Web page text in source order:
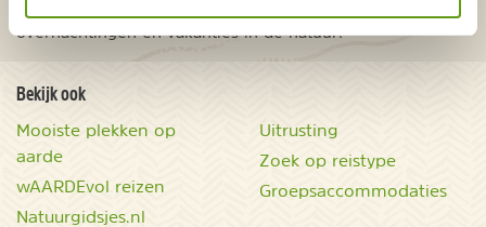
overnachtingen en vakanties in de natuur!
Bekijk ook
Mooiste plekken op
aarde
wAARDEvol reizen
Natuurgidsjes.nl
Uitrusting
Zoek op reistype
Groepsaccommodaties